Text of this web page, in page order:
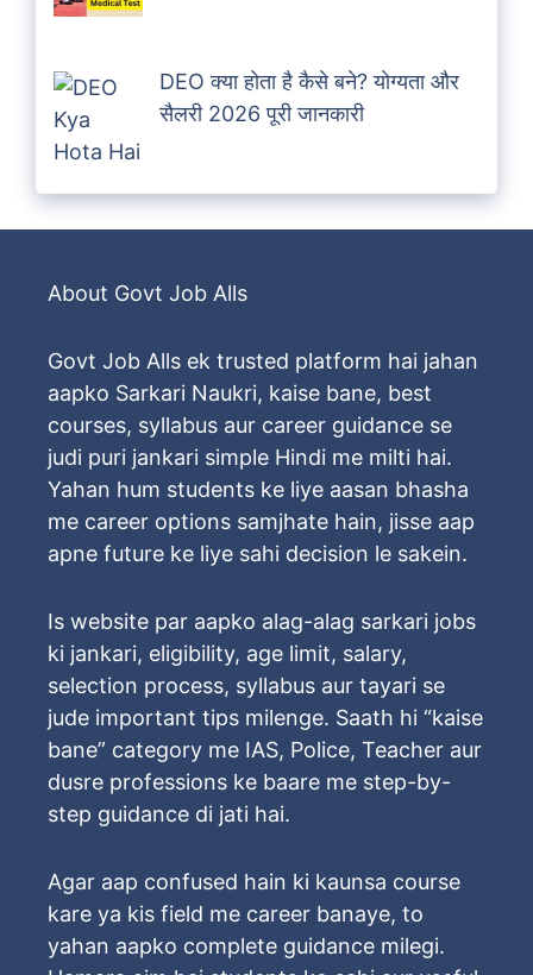
DEO क्या होता है कैसे बने? योग्यता और
सैलरी 2026 पूरी जानकारी
About Govt Job Alls
Govt Job Alls ek trusted platform hai jahan
aapko Sarkari Naukri, kaise bane, best
courses, syllabus aur career guidance se
judi puri jankari simple Hindi me milti hai.
Yahan hum students ke liye aasan bhasha
me career options samjhate hain, jisse aap
apne future ke liye sahi decision le sakein.
Is website par aapko alag-alag sarkari jobs
ki jankari, eligibility, age limit, salary,
selection process, syllabus aur tayari se
jude important tips milenge. Saath hi “kaise
bane” category me IAS, Police, Teacher aur
dusre professions ke baare me step-by-
step guidance di jati hai.
Agar aap confused hain ki kaunsa course
kare ya kis field me career banaye, to
yahan aapko complete guidance milegi.